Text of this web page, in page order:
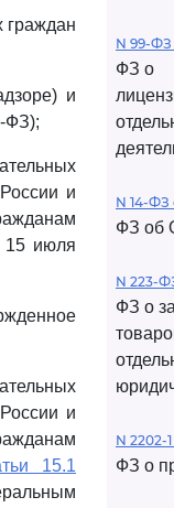
граждан
и
ФЗ);
и
15 июля
и
15.1
N 99-ФЗ
ФЗ о
N 14-ФЗ
ФЗ об
N 223-
ФЗ о
N 2202-1
ФЗ о